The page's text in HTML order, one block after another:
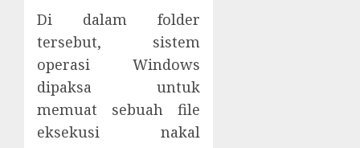
Di dalam folder
tersebut, sistem
operasi Windows
dipaksa untuk
memuat sebuah file
eksekusi nakal